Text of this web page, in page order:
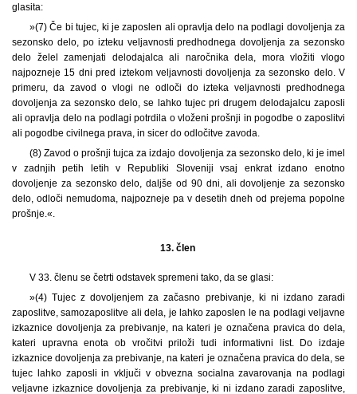
glasita:
»(7) Če bi tujec, ki je zaposlen ali opravlja delo na podlagi dovoljenja za
sezonsko delo, po izteku veljavnosti predhodnega dovoljenja za sezonsko
delo želel zamenjati delodajalca ali naročnika dela, mora vložiti vlogo
najpozneje 15 dni pred iztekom veljavnosti dovoljenja za sezonsko delo. V
primeru, da zavod o vlogi ne odloči do izteka veljavnosti predhodnega
dovoljenja za sezonsko delo, se lahko tujec pri drugem delodajalcu zaposli
ali opravlja delo na podlagi potrdila o vloženi prošnji in pogodbe o zaposlitvi
ali pogodbe civilnega prava, in sicer do odločitve zavoda.
(8) Zavod o prošnji tujca za izdajo dovoljenja za sezonsko delo, ki je imel
v zadnjih petih letih v Republiki Sloveniji vsaj enkrat izdano enotno
dovoljenje za sezonsko delo, daljše od 90 dni, ali dovoljenje za sezonsko
delo, odloči nemudoma, najpozneje pa v desetih dneh od prejema popolne
prošnje.«.
13. člen
V 33. členu se četrti odstavek spremeni tako, da se glasi:
»(4) Tujec z dovoljenjem za začasno prebivanje, ki ni izdano zaradi
zaposlitve, samozaposlitve ali dela, je lahko zaposlen le na podlagi veljavne
izkaznice dovoljenja za prebivanje, na kateri je označena pravica do dela,
kateri upravna enota ob vročitvi priloži tudi informativni list. Do izdaje
izkaznice dovoljenja za prebivanje, na kateri je označena pravica do dela, se
tujec lahko zaposli in vključi v obvezna socialna zavarovanja na podlagi
veljavne izkaznice dovoljenja za prebivanje, ki ni izdano zaradi zaposlitve,